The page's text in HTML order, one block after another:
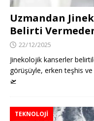
Uzmandan
Belirti
22/12/2025
Jinekolojik kanserler
görüşüyle, erken teşhis ve
🛫
TEKNOLOJI